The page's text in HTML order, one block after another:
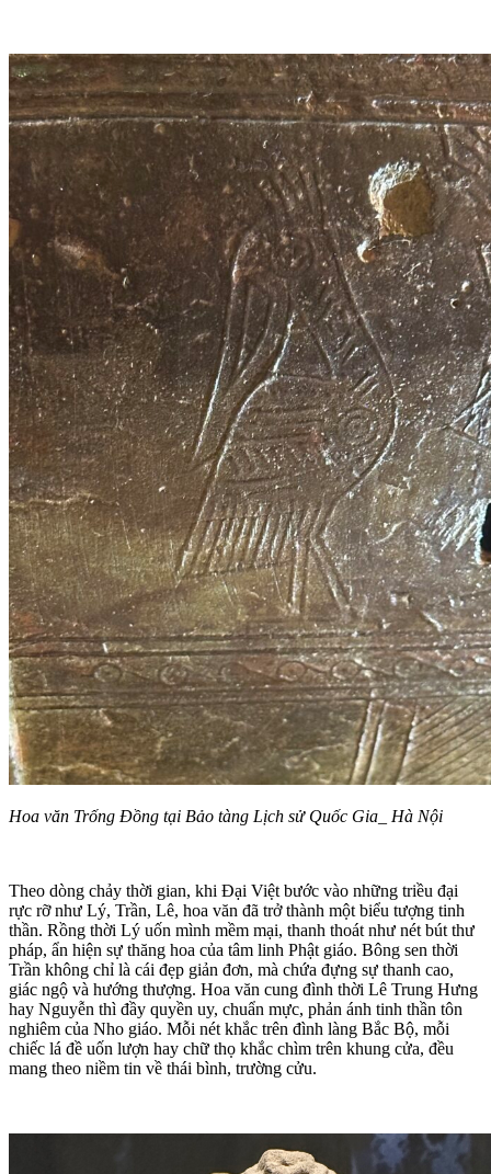
Hoa văn Trống Đồng tại Bảo tàng Lịch sử Quốc Gia_ Hà Nội
Theo dòng chảy thời gian, khi Đại Việt bước vào những triều đại
rực rỡ như Lý, Trần, Lê, hoa văn đã trở thành một biểu tượng tinh
thần. Rồng thời Lý uốn mình mềm mại, thanh thoát như nét bút thư
pháp, ẩn hiện sự thăng hoa của tâm linh Phật giáo. Bông sen thời
Trần không chỉ là cái đẹp giản đơn, mà chứa đựng sự thanh cao,
giác ngộ và hướng thượng. Hoa văn cung đình thời Lê Trung Hưng
hay Nguyễn thì đầy quyền uy, chuẩn mực, phản ánh tinh thần tôn
nghiêm của Nho giáo. Mỗi nét khắc trên đình làng Bắc Bộ, mỗi
chiếc lá đề uốn lượn hay chữ thọ khắc chìm trên khung cửa, đều
mang theo niềm tin về thái bình, trường cửu.